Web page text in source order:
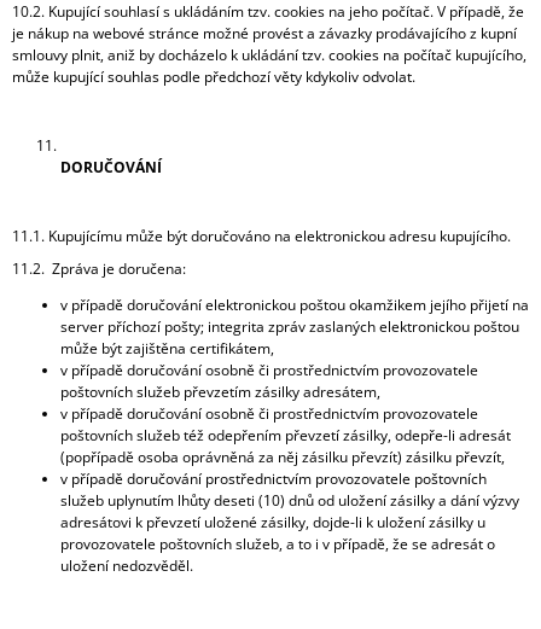
10.2. Kupující souhlasí s ukládáním tzv. cookies na jeho počítač. V případě, že
je nákup na webové stránce možné provést a závazky prodávajícího z kupní
smlouvy plnit, aniž by docházelo k ukládání tzv. cookies na počítač kupujícího,
může kupující souhlas podle předchozí věty kdykoliv odvolat.
DORUČOVÁNÍ
11.1. Kupujícímu může být doručováno na elektronickou adresu kupujícího.
11.2. Zpráva je doručena:
v případě doručování elektronickou poštou okamžikem jejího přijetí na
server příchozí pošty; integrita zpráv zaslaných elektronickou poštou
může být zajištěna certifikátem,
v případě doručování osobně či prostřednictvím provozovatele
poštovních služeb převzetím zásilky adresátem,
v případě doručování osobně či prostřednictvím provozovatele
poštovních služeb též odepřením převzetí zásilky, odepře-li adresát
(popřípadě osoba oprávněná za něj zásilku převzít) zásilku převzít,
v případě doručování prostřednictvím provozovatele poštovních
služeb uplynutím lhůty deseti (10) dnů od uložení zásilky a dání výzvy
adresátovi k převzetí uložené zásilky, dojde-li k uložení zásilky u
provozovatele poštovních služeb, a to i v případě, že se adresát o
uložení nedozvěděl.